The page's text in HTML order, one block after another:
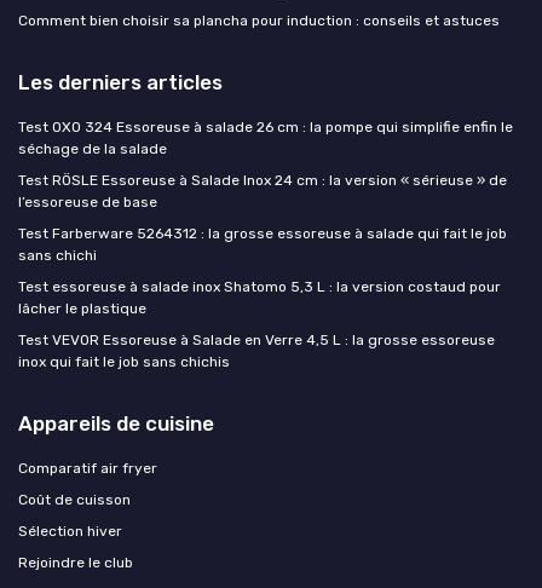
Comment bien choisir sa plancha pour induction : conseils et astuces
Les derniers articles
Test OXO 324 Essoreuse à salade 26 cm : la pompe qui simplifie enfin le
séchage de la salade
Test RÖSLE Essoreuse à Salade Inox 24 cm : la version « sérieuse » de
l’essoreuse de base
Test Farberware 5264312 : la grosse essoreuse à salade qui fait le job
sans chichi
Test essoreuse à salade inox Shatomo 5,3 L : la version costaud pour
lâcher le plastique
Test VEVOR Essoreuse à Salade en Verre 4,5 L : la grosse essoreuse
inox qui fait le job sans chichis
Appareils de cuisine
Comparatif air fryer
Coût de cuisson
Sélection hiver
Rejoindre le club